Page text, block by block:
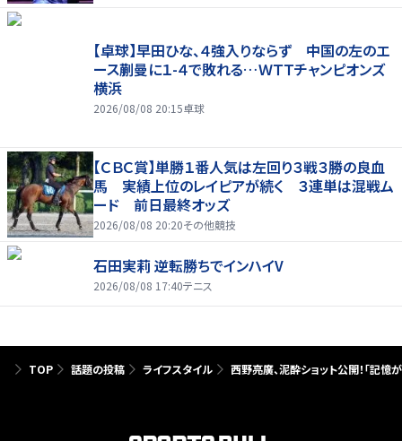
【卓球】早田ひな、４強入りならず 中国の左のエ
ース蒯曼に１-４で敗れる…ＷＴＴチャンピオンズ
横浜
2026/08/08 20:15卓球
【ＣＢＣ賞】単勝１番人気は左回り３戦３勝の良血
馬 実績上位のレイピアが続く ３連単は混戦ム
ード 前日最終オッズ
2026/08/08 20:20その他競技
石田実莉 逆転勝ちでインハイV
2026/08/08 17:40テニス
TOP 話題の投稿 ライフスタイル 西野亮廣、泥酔ショット公開！「記憶